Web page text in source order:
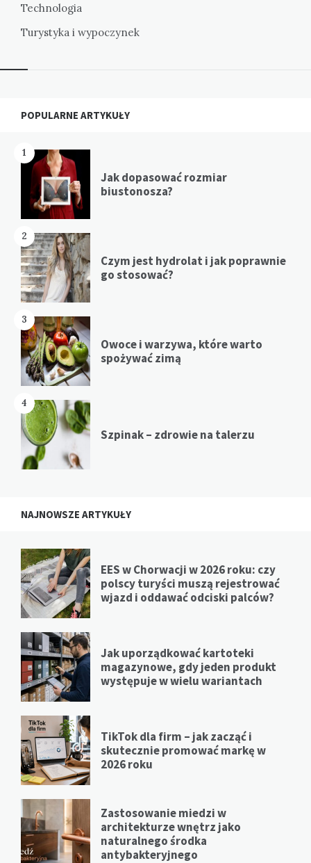
Technologia
Turystyka i wypoczynek
Widgets
POPULARNE ARTYKUŁY
1
Jak dopasować rozmiar
biustonosza?
2
Czym jest hydrolat i jak poprawnie
go stosować?
3
Owoce i warzywa, które warto
spożywać zimą
4
Szpinak – zdrowie na talerzu
NAJNOWSZE ARTYKUŁY
EES w Chorwacji w 2026 roku: czy
polscy turyści muszą rejestrować
wjazd i oddawać odciski palców?
Jak uporządkować kartoteki
magazynowe, gdy jeden produkt
występuje w wielu wariantach
TikTok dla firm – jak zacząć i
skutecznie promować markę w
2026 roku
Zastosowanie miedzi w
architekturze wnętrz jako
naturalnego środka
antybakteryjnego